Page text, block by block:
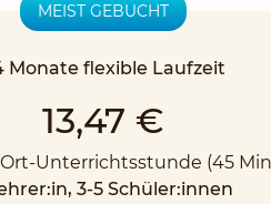
MEIST GEBUCHT
Monate flexible Laufzeit
13,47 €
Unterrichtsstunde (45
3-5 Schüler:innen